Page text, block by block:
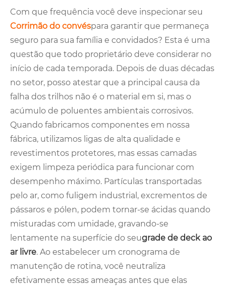
Com que frequência você deve inspecionar seu
Corrimão do convéspara garantir que permaneça
seguro para sua família e convidados? Esta é uma
questão que todo proprietário deve considerar no
início de cada temporada. Depois de duas décadas
no setor, posso atestar que a principal causa da
falha dos trilhos não é o material em si, mas o
acúmulo de poluentes ambientais corrosivos.
Quando fabricamos componentes em nossa
fábrica, utilizamos ligas de alta qualidade e
revestimentos protetores, mas essas camadas
exigem limpeza periódica para funcionar com
desempenho máximo. Partículas transportadas
pelo ar, como fuligem industrial, excrementos de
pássaros e pólen, podem tornar-se ácidas quando
misturadas com umidade, gravando-se
lentamente na superfície do seugrade de deck ao
ar livre. Ao estabelecer um cronograma de
manutenção de rotina, você neutraliza
efetivamente essas ameaças antes que elas